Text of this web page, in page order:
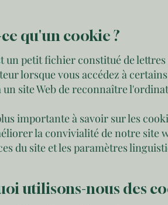
ce qu'un cookie ?
un petit fichier constitué de
lorsque vous accédez à
site Web de reconnaître
importante à savoir sur les
la convivialité de notre site
du site et les paramètres
utilisons-nous des